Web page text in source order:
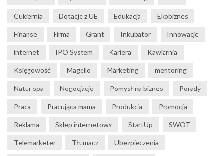
Cukiernia Dotacje z UE Edukacja Ekobiznes
Finanse Firma Grant Inkubator Innowacje
internet IPO System Kariera Kawiarnia
Księgowość Magello Marketing mentoring
Natur spa Negocjacje Pomysł na biznes Porady
Praca Pracująca mama Produkcja Promocja
Reklama Sklep internetowy StartUp SWOT
Telemarketer Tłumacz Ubezpieczenia